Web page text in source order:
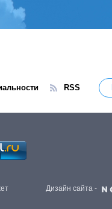
RSS
Дизайн сайта -